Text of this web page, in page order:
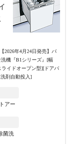
【2026年4月24日発売】パ
機『B1シリーズ』[幅
イドオープン型][ドアパ
剤自動投入]
アー
菌洗